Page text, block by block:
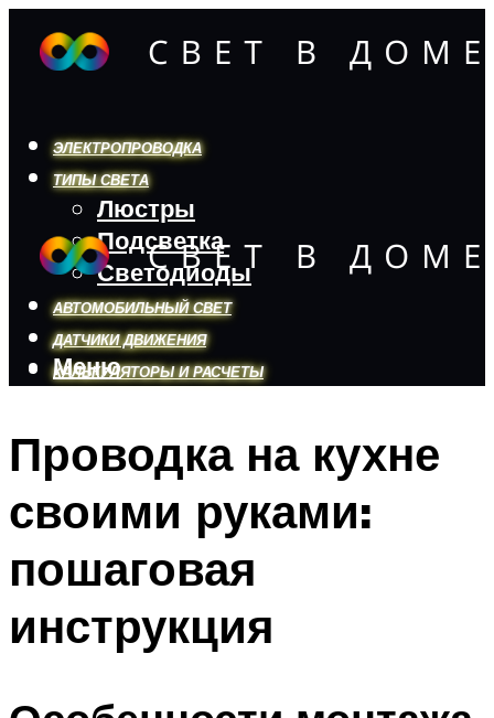
ЭЛЕКТРОПРОВОДКА
ТИПЫ СВЕТА
Люстры
Подсветка
Светодиоды
АВТОМОБИЛЬНЫЙ СВЕТ
ДАТЧИКИ ДВИЖЕНИЯ
КАЛЬКУЛЯТОРЫ И РАСЧЕТЫ
Меню
Меню
Проводка на кухне
своими руками:
пошаговая
инструкция